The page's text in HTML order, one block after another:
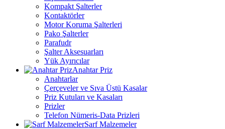
Kompakt Şalterler
Kontaktörler
Motor Koruma Şalterleri
Pako Şalterler
Parafudr
Şalter Aksesuarları
Yük Ayırıcılar
Anahtar Priz
Anahtarlar
Çerçeveler ve Sıva Üstü Kasalar
Priz Kutuları ve Kasaları
Prizler
Telefon Nümeris-Data Prizleri
Sarf Malzemeler